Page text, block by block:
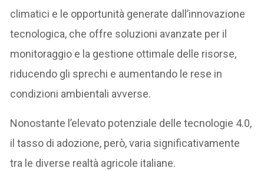
climatici e le opportunità generate dall’innovazione
tecnologica, che offre soluzioni avanzate per il
monitoraggio e la gestione ottimale delle risorse,
riducendo gli sprechi e aumentando le rese in
condizioni ambientali avverse.
Nonostante l’elevato potenziale delle tecnologie 4.0,
il tasso di adozione, però, varia significativamente
tra le diverse realtà agricole italiane.